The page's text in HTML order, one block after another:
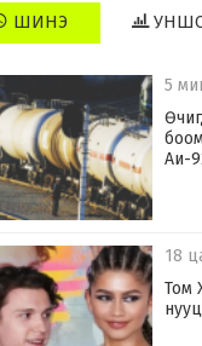
ШИНЭ
5
Аи-
18
Том